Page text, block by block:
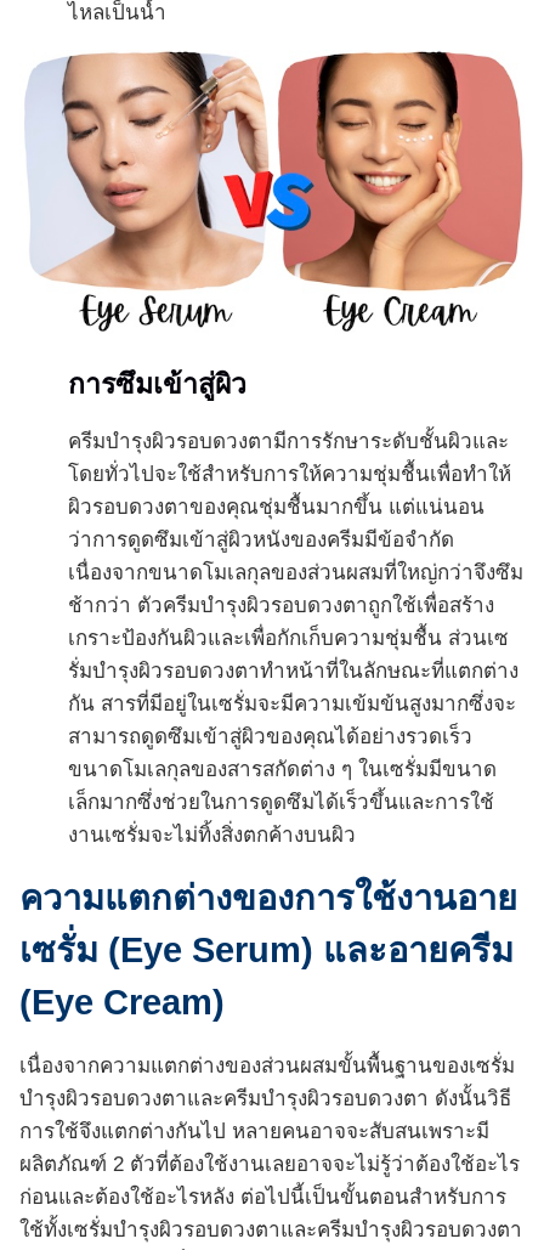
ไหลเป็นน้ำ
การซึมเข้าสู่ผิว
ครีมบำรุงผิวรอบดวงตามีการรักษาระดับชั้นผิวและ
โดยทั่วไปจะใช้สำหรับการให้ความชุ่มชื้นเพื่อทำให้
ผิวรอบดวงตาของคุณชุ่มชื้นมากขึ้น แต่แน่นอน
ว่าการดูดซึมเข้าสู่ผิวหนังของครีมมีข้อจำกัด
เนื่องจากขนาดโมเลกุลของส่วนผสมที่ใหญ่กว่าจึงซึม
ช้ากว่า ตัวครีมบำรุงผิวรอบดวงตาถูกใช้เพื่อสร้าง
เกราะป้องกันผิวและเพื่อกักเก็บความชุ่มชื้น ส่วนเซ
รั่มบำรุงผิวรอบดวงตาทำหน้าที่ในลักษณะที่แตกต่าง
กัน สารที่มีอยู่ในเซรั่มจะมีความเข้มข้นสูงมากซึ่งจะ
สามารถดูดซึมเข้าสู่ผิวของคุณได้อย่างรวดเร็ว
ขนาดโมเลกุลของสารสกัดต่าง ๆ ในเซรั่มมีขนาด
เล็กมากซึ่งช่วยในการดูดซึมได้เร็วขึ้นและการใช้
งานเซรั่มจะไม่ทิ้งสิ่งตกค้างบนผิว
ความแตกต่างของการใช้งานอาย
เซรั่ม (Eye Serum) และอายครีม
(Eye Cream)
เนื่องจากความแตกต่างของส่วนผสมขั้นพื้นฐานของเซรั่ม
บำรุงผิวรอบดวงตาและครีมบำรุงผิวรอบดวงตา ดังนั้นวิธี
การใช้จึงแตกต่างกันไป หลายคนอาจจะสับสนเพราะมี
ผลิตภัณฑ์ 2 ตัวที่ต้องใช้งานเลยอาจจะไม่รู้ว่าต้องใช้อะไร
ก่อนและต้องใช้อะไรหลัง ต่อไปนี้เป็นขั้นตอนสำหรับการ
ใช้ทั้งเซรั่มบำรุงผิวรอบดวงตาและครีมบำรุงผิวรอบดวงตา